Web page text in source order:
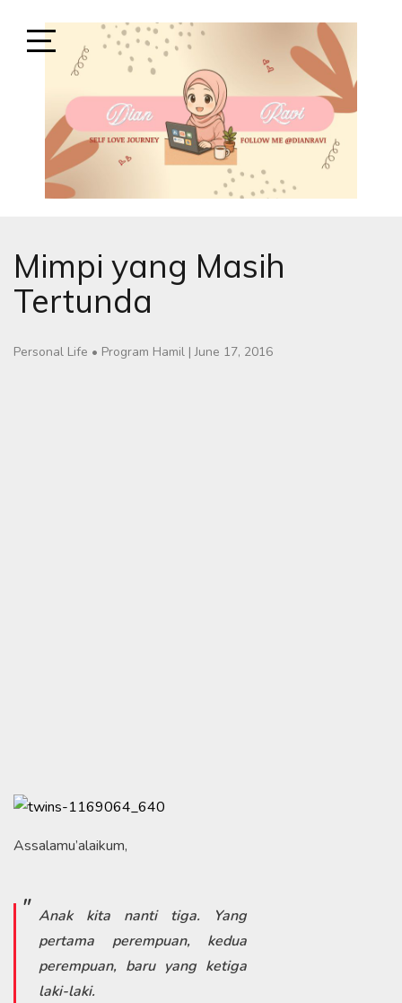
Open
Sidebar
Mimpi yang Masih
Tertunda
Personal Life • Program Hamil | June 17, 2016
Assalamu’alaikum,
Anak kita nanti tiga. Yang
pertama perempuan, kedua
perempuan, baru yang ketiga
laki-laki.